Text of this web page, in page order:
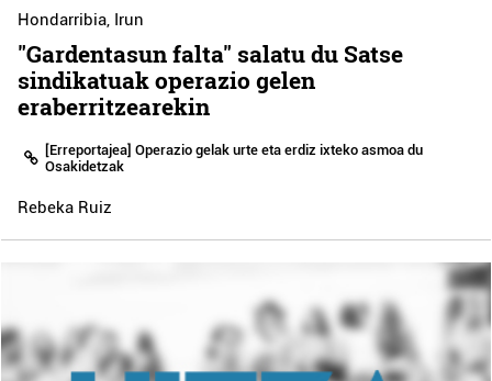
Hondarribia, Irun
"Gardentasun falta" salatu du Satse
sindikatuak operazio gelen
eraberritzearekin
[Erreportajea] Operazio gelak urte eta erdiz ixteko asmoa du
Osakidetzak
Rebeka Ruiz